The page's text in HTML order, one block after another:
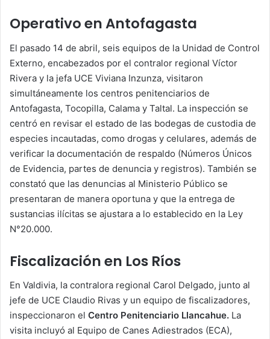
Operativo en Antofagasta
El pasado 14 de abril, seis equipos de la Unidad de Control
Externo, encabezados por el contralor regional Víctor
Rivera y la jefa UCE Viviana Inzunza, visitaron
simultáneamente los centros penitenciarios de
Antofagasta, Tocopilla, Calama y Taltal. La inspección se
centró en revisar el estado de las bodegas de custodia de
especies incautadas, como drogas y celulares, además de
verificar la documentación de respaldo (Números Únicos
de Evidencia, partes de denuncia y registros). También se
constató que las denuncias al Ministerio Público se
presentaran de manera oportuna y que la entrega de
sustancias ilícitas se ajustara a lo establecido en la Ley
N°20.000.
Fiscalización en Los Ríos
En Valdivia, la contralora regional Carol Delgado, junto al
jefe de UCE Claudio Rivas y un equipo de fiscalizadores,
inspeccionaron el Centro Penitenciario Llancahue. La
visita incluyó al Equipo de Canes Adiestrados (ECA),